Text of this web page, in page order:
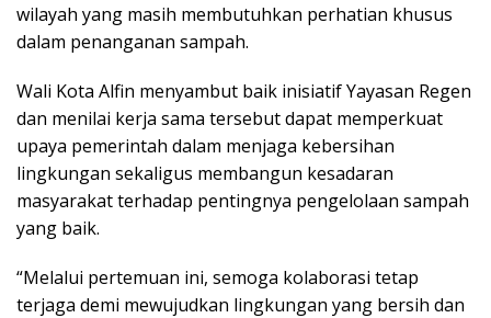
wilayah yang masih membutuhkan perhatian khusus
dalam penanganan sampah.
Wali Kota Alfin menyambut baik inisiatif Yayasan Regen
dan menilai kerja sama tersebut dapat memperkuat
upaya pemerintah dalam menjaga kebersihan
lingkungan sekaligus membangun kesadaran
masyarakat terhadap pentingnya pengelolaan sampah
yang baik.
“Melalui pertemuan ini, semoga kolaborasi tetap
terjaga demi mewujudkan lingkungan yang bersih dan